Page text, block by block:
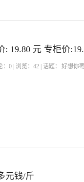
19.80 元 专柜价
：0 | 浏览：42 | 话题： 好想你
元钱/斤